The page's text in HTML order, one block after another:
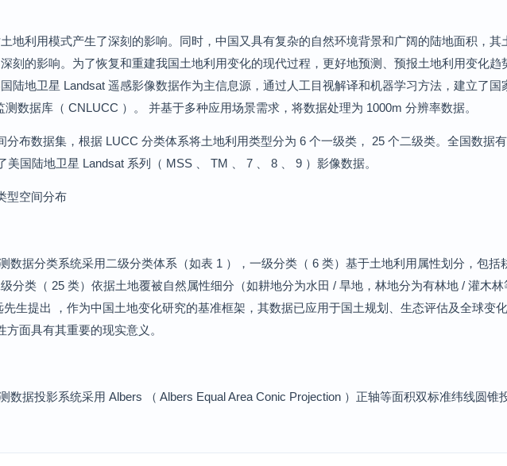
地利用模式产生了深刻的影响。同时，中国又具有复杂的自然环境背景和广阔的陆地面积，其
刻的影响。为了恢复和重建我国土地利用变化的现代过程，更好地预测、预报土地利用变化趋
陆地卫星 Landsat 遥感影像数据作为主信息源，通过人工目视解译和机器学习方法，建立了国
数据库（ CNLUCC ）。 并基于多种应用场景需求，将数据处理为 1000m 分辨率数据。
布数据集，根据 LUCC 分类体系将土地利用类型分为 6 个一级类， 25 个二级类。全国数据
国陆地卫星 Landsat 系列（ MSS 、 TM 、 7 、 8 、 9 ）影像数据。
型空间分布
数据分类系统采用二级分类体系（如表 1 ），一级分类（ 6 类）基于土地利用属性划分，包括
分类（ 25 类）依据土地覆被自然属性细分（如耕地分为水田 / 旱地，林地分为有林地 / 灌木林
生提出 ，作为中国土地变化研究的基准框架，其数据已应用于国土规划、生态评估及全球变
面具有其重要的现实意义。
数据投影系统采用 Albers （ Albers Equal Area Conic Projection ）正轴等面积双标准纬线圆锥